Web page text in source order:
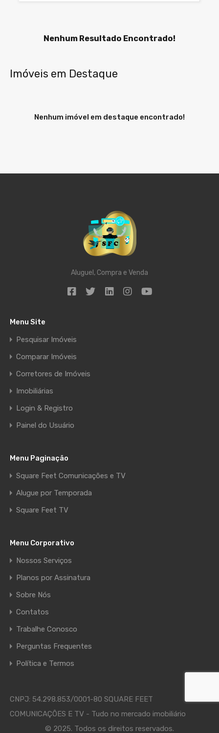
Nenhum Resultado Encontrado!
Imóveis em Destaque
Nenhum imóvel em destaque encontrado!
Aluguel, Compra e Venda
Menu Site
Pesquisar Imóveis
Comparar Imóveis
Corretores de Imóveis
Imobiliárias
Login & Registro
Painel do Usuário
Menu Paginação
Square Feet Comunicações e TV
Alugue por Temporada
Square Feet TV
Menu Corporativo
Nossos Serviços
Planos por Assinatura
Sobre Nós
Contatos
Trabalhe Conosco
Perguntas Frequentes
Política e Termos
CNPJ: 54.298.853/0001-80 SQUARE FEET
COMUNICAÇÔES E TV - Tudo no mercado imobiliário
© 2025. Todos os direitos reservados.